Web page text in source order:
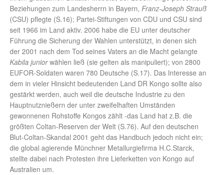
Beziehungen zum Landesherrn in Bayern, Franz-Joseph Strauß
(CSU) pflegte (S.16); Partei-Stiftungen von CDU und CSU sind
seit 1966 im Land aktiv. 2006 habe die EU unter deutscher
Führung die Sicherung der Wahlen unterstützt, in denen sich
der 2001 nach dem Tod seines Vaters an die Macht gelangte
Kabila juniorwählen ließ (sie gelten als manipuliert); von 2800
EUFOR-Soldaten waren 780 Deutsche (S.17). Das Interesse an
dem in vieler Hinsicht bedeutenden Land DR Kongo sollte also
gestärkt werden, auch weil die deutsche Industrie zu den
Hauptnutznießern der unter zweifelhaften Umständen
gewonnenen Rohstoffe Kongos zählt -das Land hat z.B. die
größten Coltan-Reserven der Welt (S.76). Auf den deutschen
Blut-Coltan-Skandal 2001 geht das Handbuch jedoch nicht ein;
die global agierende Münchner Metallurgiefirma H.C.Starck,
stellte dabei nach Protesten ihre Lieferketten von Kongo auf
Australien um.